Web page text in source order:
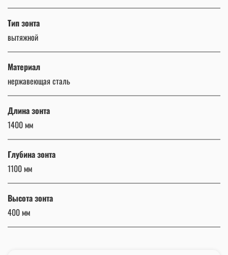
Тип зонта
вытяжной
Материал
нержавеющая сталь
Длина зонта
1400 мм
Глубина зонта
1100 мм
Высота зонта
400 мм